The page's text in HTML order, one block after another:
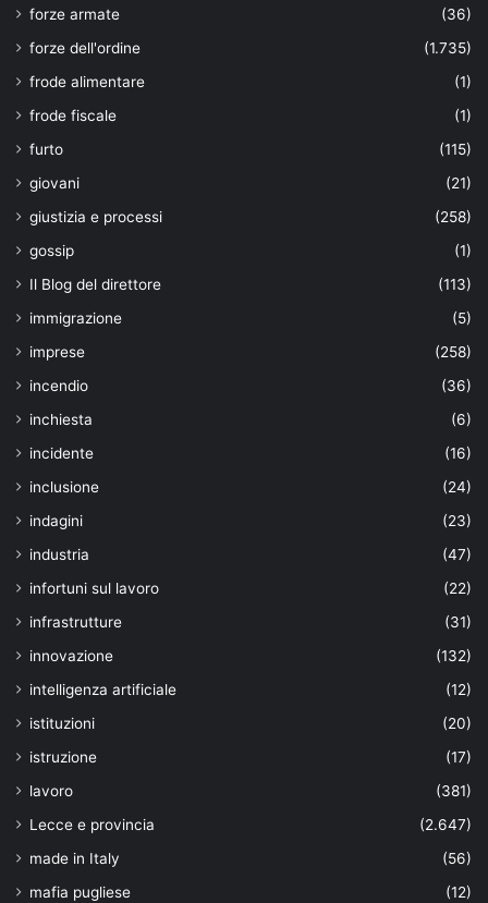
forze armate
(36)
forze dell'ordine
(1.735)
frode alimentare
(1)
frode fiscale
(1)
furto
(115)
giovani
(21)
giustizia e processi
(258)
gossip
(1)
Il Blog del direttore
(113)
immigrazione
(5)
imprese
(258)
incendio
(36)
inchiesta
(6)
incidente
(16)
inclusione
(24)
indagini
(23)
industria
(47)
infortuni sul lavoro
(22)
infrastrutture
(31)
innovazione
(132)
intelligenza artificiale
(12)
istituzioni
(20)
istruzione
(17)
lavoro
(381)
Lecce e provincia
(2.647)
made in Italy
(56)
mafia pugliese
(12)